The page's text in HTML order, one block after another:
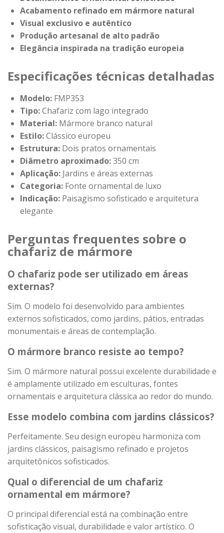
Acabamento refinado em mármore natural
Visual exclusivo e autêntico
Produção artesanal de alto padrão
Elegância inspirada na tradição europeia
Especificações técnicas detalhadas
Modelo: FMP353
Tipo:Chafariz com lago integrado
Material: Mármore branco natural
Estilo:Clássico europeu
Estrutura: Dois pratos ornamentais
Diâmetro aproximado:350 cm
Aplicação: Jardins e áreas externas
Categoria: Fonte ornamental de luxo
Indicação: Paisagismo sofisticado e arquitetura
elegante
Perguntas frequentes sobre o
chafariz de mármore
O chafariz pode ser utilizado em áreas
externas?
Sim. O modelo foi desenvolvido para ambientes
externos sofisticados, como jardins, pátios, entradas
monumentais e áreas de contemplação.
O mármore branco resiste ao tempo?
Sim. O mármore natural possui excelente durabilidade e
é amplamente utilizado em esculturas, fontes
ornamentais e arquitetura clássica ao redor do mundo.
Esse modelo combina com jardins clássicos?
Perfeitamente. Seu design europeu harmoniza com
jardins clássicos, paisagismo refinado e projetos
arquitetônicos sofisticados.
Qual o diferencial de um chafariz
ornamental em mármore?
O principal diferencial está na combinação entre
sofisticação visual, durabilidade e valor artístico. O